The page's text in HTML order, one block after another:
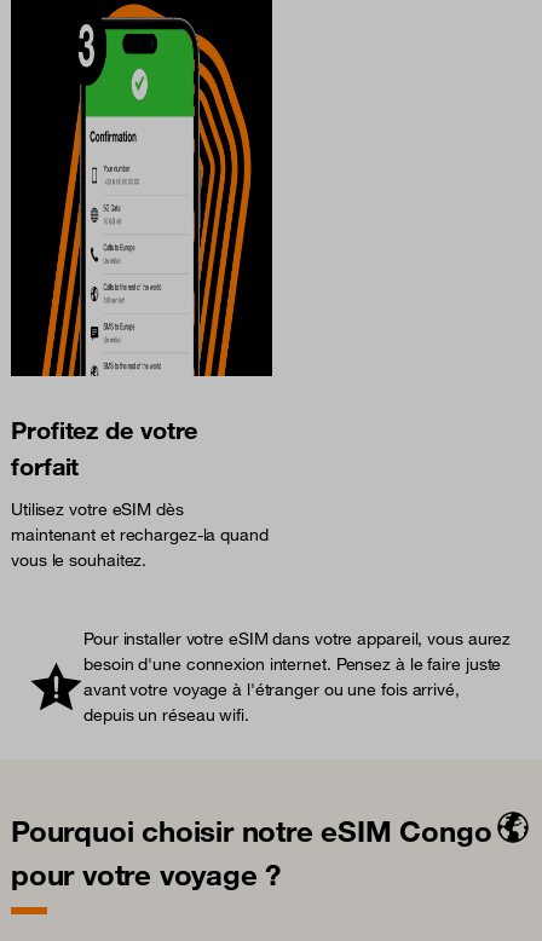
Profitez de votre
forfait
Utilisez votre eSIM dès
maintenant et rechargez-la quand
vous le souhaitez.
Pour installer votre eSIM dans votre appareil, vous aurez
besoin d'une connexion internet. Pensez à le faire juste
avant votre voyage à l'étranger ou une fois arrivé,
depuis un réseau wifi.
Pourquoi choisir notre eSIM Congo
pour votre voyage ?